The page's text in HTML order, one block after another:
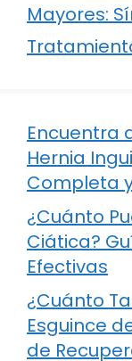
Mayores:
Encuentra
Hernia
Completa
¿Cuánto
Ciática?
Efectivas
¿Cuánto
Esguince
de